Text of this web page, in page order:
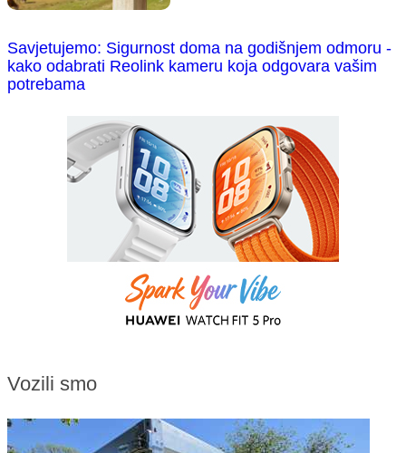
Savjetujemo: Sigurnost doma na godišnjem odmoru -
kako odabrati Reolink kameru koja odgovara vašim
potrebama
Vozili smo